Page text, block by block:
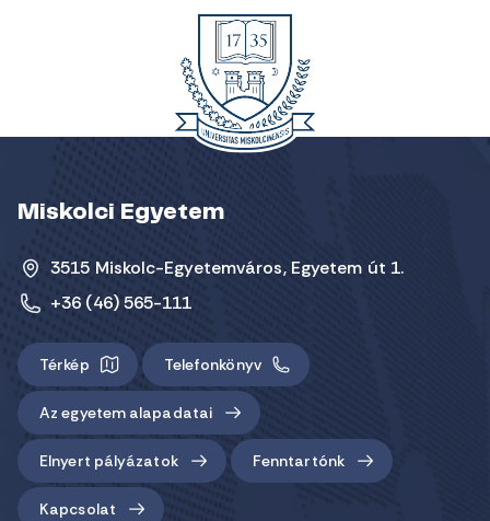
Miskolci Egyetem
3515 Miskolc-Egyetemváros, Egyetem út 1.
+36 (46) 565-111
Térkép Telefonkönyv
Az egyetem alapadatai
Elnyert pályázatok Fenntartónk
Kapcsolat